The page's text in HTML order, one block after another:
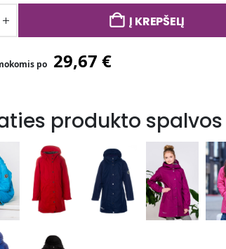
Į KREPŠELĮ
po 29,67 €
produkto spalvos